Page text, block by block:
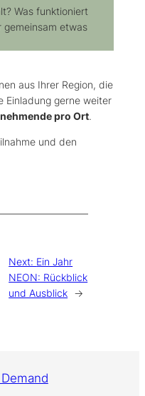
Was funktioniert
gemeinsam etwas
aus Ihrer Region, die
Einladung gerne weiter
pro Ort.
und den
Next: Ein Jahr
NEON: Rückblick
und Ausblick →